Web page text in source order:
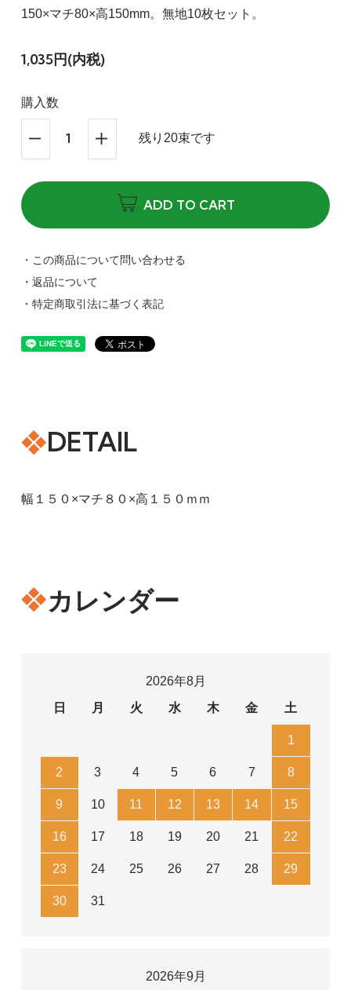
150×マチ80×高150mm。無地10枚セット。
1,035円(内税)
購入数
残り20束です
ADD TO CART
・この商品について問い合わせる
・返品について
・特定商取引法に基づく表記
DETAIL
幅１５０×マチ８０×高１５０ｍｍ
カレンダー
2026年8月
日
月 火 水 木 金 土
1
2 3 4 5 6 7 8
9 10 11 12 13 14 15
16 17 18 19 20 21 22
23 24 25 26 27 28 29
30 31
2026年9月